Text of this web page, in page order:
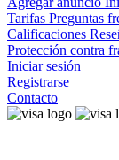
Tarifas Preguntas
Calificaciones
Protección contra
Iniciar sesión
Registrarse
Contacto